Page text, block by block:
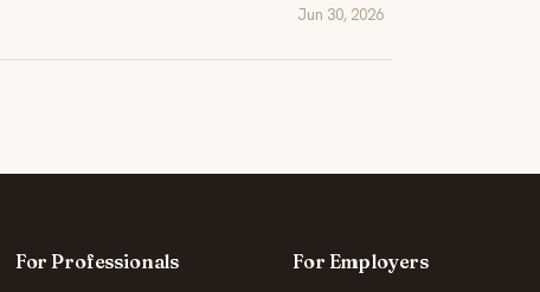
Jun 30, 2026
For Professionals For Employers